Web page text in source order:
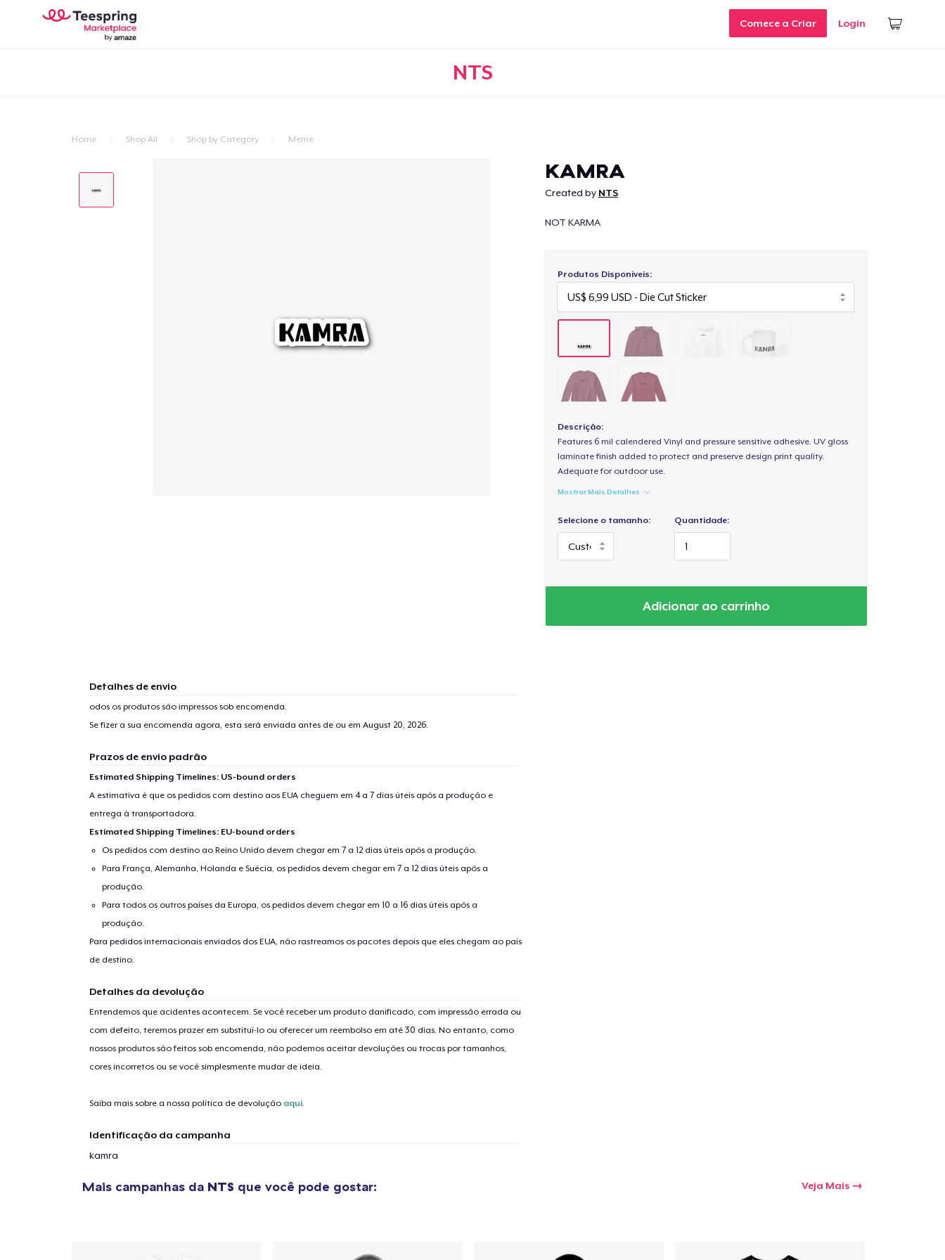
Comece a Criar Login
NTS
Home Shop All Shop by Category Meme
KAMRA
Created by NTS
NOT KARMA
Produtos Disponíveis:
Descrição:
Features 6 mil calendered Vinyl and pressure sensitive adhesive. UV gloss
laminate finish added to protect and preserve design print quality.
Adequate for outdoor use.
Mostrar Mais Detalhes
Selecione o tamanho: Quantidade:
Adicionar ao carrinho
Detalhes de envio
odos os produtos são impressos sob encomenda.
Se fizer a sua encomenda agora, esta será enviada antes de ou em August 20, 2026.
Prazos de envio padrão
Estimated Shipping Timelines: US-bound orders
A estimativa é que os pedidos com destino aos EUA cheguem em 4 a 7 dias úteis após a produção e
entrega à transportadora.
Estimated Shipping Timelines: EU-bound orders
Os pedidos com destino ao Reino Unido devem chegar em 7 a 12 dias úteis após a produção.
Para França, Alemanha, Holanda e Suécia, os pedidos devem chegar em 7 a 12 dias úteis após a
produção.
Para todos os outros países da Europa, os pedidos devem chegar em 10 a 16 dias úteis após a
produção.
Para pedidos internacionais enviados dos EUA, não rastreamos os pacotes depois que eles chegam ao país
de destino.
Detalhes da devolução
Entendemos que acidentes acontecem. Se você receber um produto danificado, com impressão errada ou
com defeito, teremos prazer em substituí-lo ou oferecer um reembolso em até 30 dias. No entanto, como
nossos produtos são feitos sob encomenda, não podemos aceitar devoluções ou trocas por tamanhos,
cores incorretos ou se você simplesmente mudar de ideia.
Saiba mais sobre a nossa política de devolução aqui.
Identificação da campanha
kamra
Mais campanhas da NTS que você pode gostar: Veja Mais